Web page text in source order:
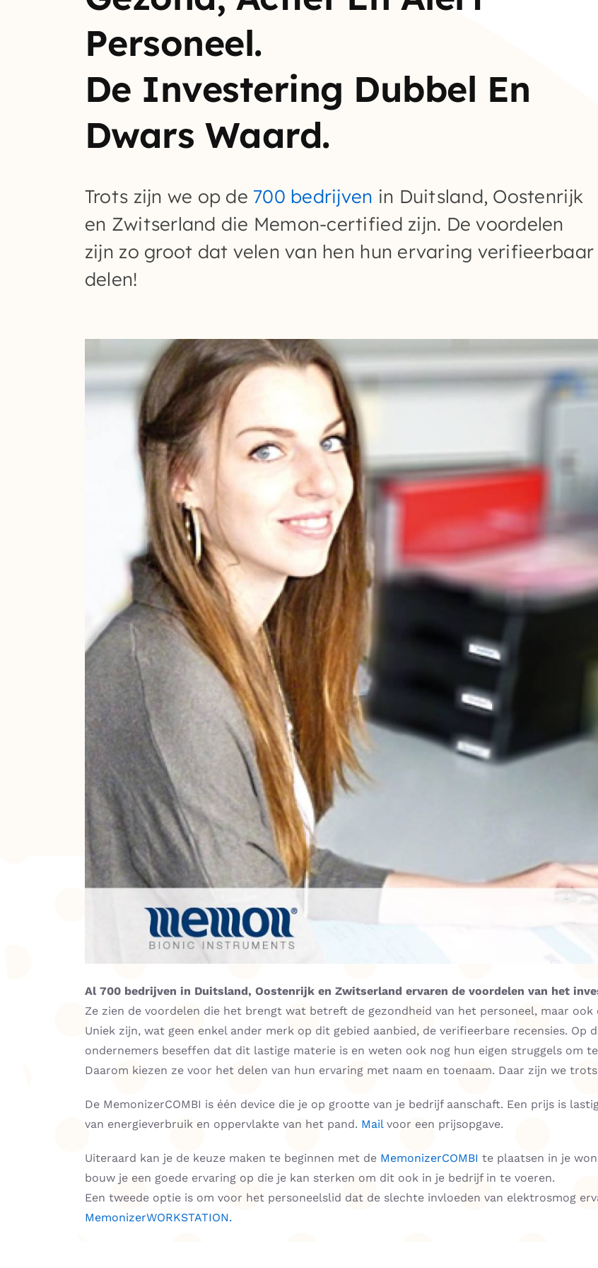
Personeel.
De Investering Dubbel En
Dwars Waard.
Trots zijn we op de 700 bedrijven in Duitsland, Oostenrijk
en Zwitserland die Memon-certified zijn. De voordelen
zijn zo groot dat velen van hen hun ervaring verifieerbaar
delen!
Al 700 bedrijven in Duitsland, Oostenrijk en Zwitserland ervaren de voordelen van het
Ze zien de voordelen die het brengt wat betreft de gezondheid van het personeel, maar
Uniek zijn, wat geen enkel ander merk op dit gebied aanbied, de verifieerbare recensies. Op
ondernemers beseffen dat dit lastige materie is en weten ook nog hun eigen struggels om
Daarom kiezen ze voor het delen van hun ervaring met naam en toenaam. Daar zijn we
De MemonizerCOMBI is één device die je op grootte van je bedrijf aanschaft. Een prijs is
van energieverbruik en oppervlakte van het pand. Mailvoor een prijsopgave.
Uiteraard kan je de keuze maken te beginnen met de MemonizerCOMBI te plaatsen in je
bouw je een goede ervaring op die je kan sterken om dit ook in je bedrijf in te voeren.
Een tweede optie is om voor het personeelslid dat de slechte invloeden van elektrosmog
MemonizerWORKSTATION.